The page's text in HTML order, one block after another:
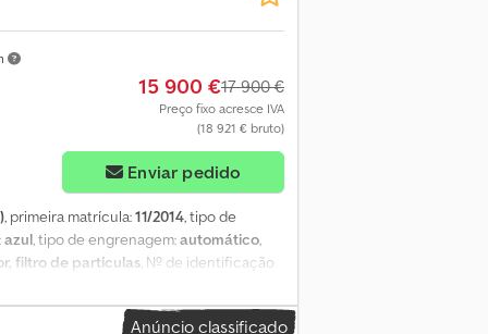
15 900 €17 900 €
Preço fixo acresce IVA
(18 921 € bruto)
Enviar pedido
, primeira matrícula:11/2014, tipo de
azul, tipo de engrenagem:automático,
filtro de partículas, Nº de identificação
DE LONA E PLATAFORMA
- Inspeção de segurança (SP) até
Anúncio classificado